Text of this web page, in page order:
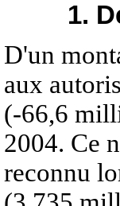
1.
D'un
aux
(-66,6
2004. Ce
reconnu